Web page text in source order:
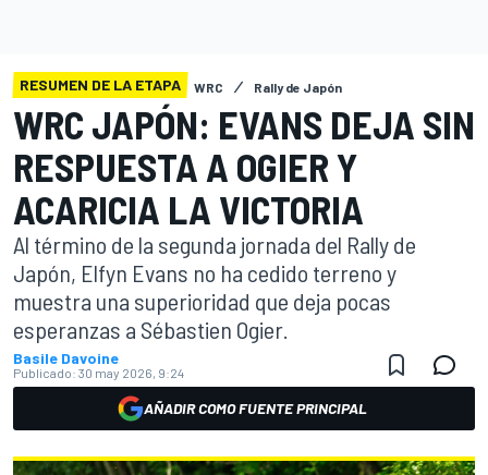
RESUMEN DE LA ETAPA WRC Rally de Japón
WRC JAPÓN: EVANS DEJA SIN
RESPUESTA A OGIER Y
ACARICIA LA VICTORIA
Al término de la segunda jornada del Rally de
Japón, Elfyn Evans no ha cedido terreno y
muestra una superioridad que deja pocas
esperanzas a Sébastien Ogier.
Basile Davoine
Publicado: 30 may 2026, 9:24
AÑADIR COMO FUENTE PRINCIPAL